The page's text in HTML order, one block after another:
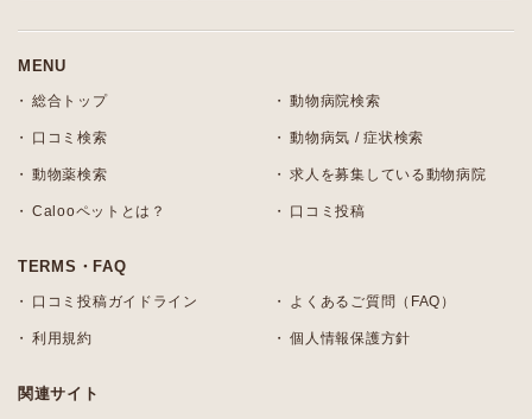
MENU
総合トップ 動物病院検索
口コミ検索 動物病気 / 症状検索
動物薬検索 求人を募集している動物病院
Calooペットとは？ 口コミ投稿
TERMS・FAQ
口コミ投稿ガイドライン よくあるご質問（FAQ）
利用規約 個人情報保護方針
関連サイト